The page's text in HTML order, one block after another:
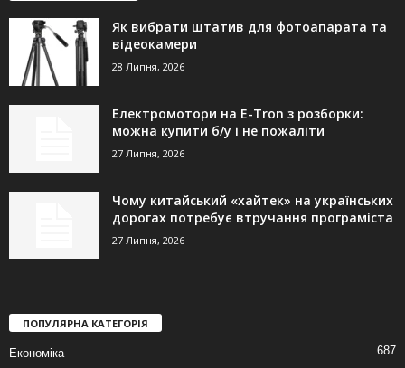
Як вибрати штатив для фотоапарата та
відеокамери
28 Липня, 2026
Електромотори на E-Tron з розборки:
можна купити б/у і не пожаліти
27 Липня, 2026
Чому китайський «хайтек» на українських
дорогах потребує втручання програміста
27 Липня, 2026
ПОПУЛЯРНА КАТЕГОРІЯ
Економіка 687